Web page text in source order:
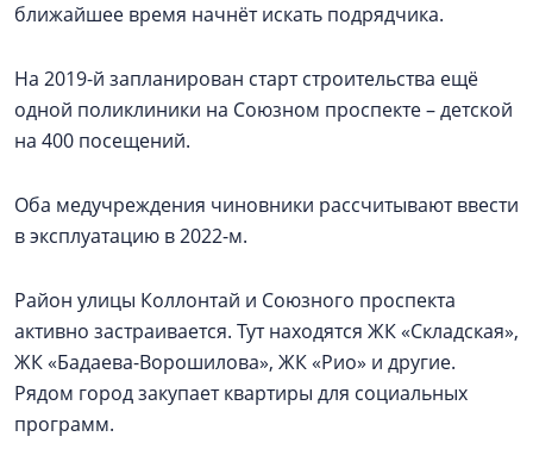
ближайшее время начнёт искать подрядчика.
На 2019-й запланирован старт строительства ещё
одной поликлиники на Союзном проспекте – детской
на 400 посещений.
Оба медучреждения чиновники рассчитывают ввести
в эксплуатацию в 2022-м.
Район улицы Коллонтай и Союзного проспекта
активно застраивается. Тут находятся ЖК «Складская»,
ЖК «Бадаева-Ворошилова», ЖК «Рио» и другие.
Рядом город закупает квартиры для социальных
программ.